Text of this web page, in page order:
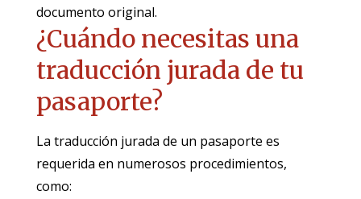
documento original.
¿Cuándo necesitas una
traducción jurada de tu
pasaporte?
La traducción jurada de un pasaporte es
requerida en numerosos procedimientos,
como: